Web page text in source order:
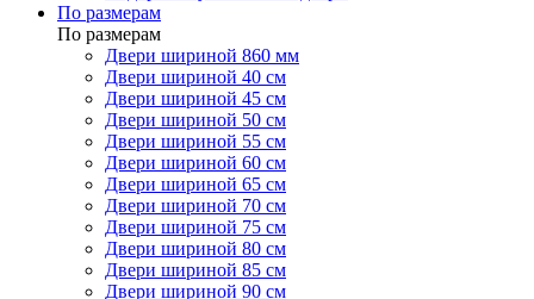
По размерам
По размерам
Двери шириной 860 мм
Двери шириной 40 см
Двери шириной 45 см
Двери шириной 50 см
Двери шириной 55 см
Двери шириной 60 см
Двери шириной 65 см
Двери шириной 70 см
Двери шириной 75 см
Двери шириной 80 см
Двери шириной 85 см
Двери шириной 90 см